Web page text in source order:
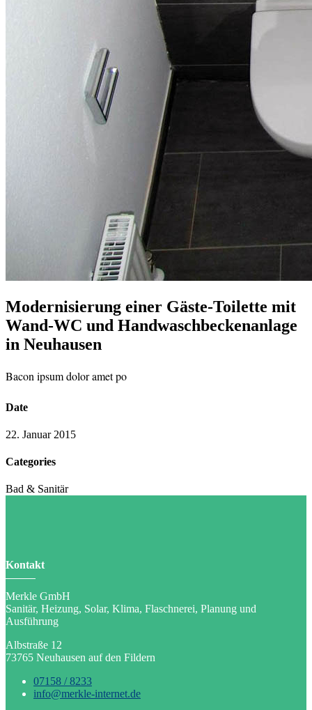
Modernisierung einer Gäste-Toilette mit
Wand-WC und Handwaschbeckenanlage
in Neuhausen
Bacon ipsum dolor amet po
Date
22. Januar 2015
Categories
Bad & Sanitär
Kontakt
Merkle GmbH
Sanitär, Heizung, Solar, Klima, Flaschnerei, Planung und
Ausführung
Albstraße 12
73765 Neuhausen auf den Fildern
07158 / 8233
info@merkle-internet.de